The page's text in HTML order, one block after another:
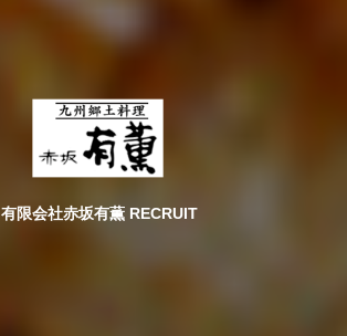
有限会社赤坂有薫 RECRUIT